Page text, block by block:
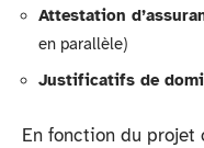
Attestation
en parallèle)
Justificatifs de
En fonction du projet